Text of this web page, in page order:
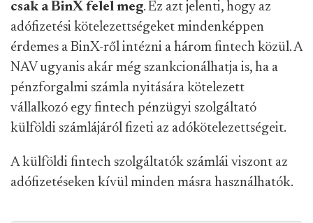
csak a BinX felel meg. Ez azt jelenti, hogy az
adófizetési kötelezettségeket mindenképpen
érdemes a BinX-ről intézni a három fintech közül. A
NAV ugyanis akár még szankcionálhatja is, ha a
pénzforgalmi számla nyitására kötelezett
vállalkozó egy fintech pénzügyi szolgáltató
külföldi számlájáról fizeti az adókötelezettségeit.
A külföldi fintech szolgáltatók számlái viszont az
adófizetéseken kívül minden másra használhatók.